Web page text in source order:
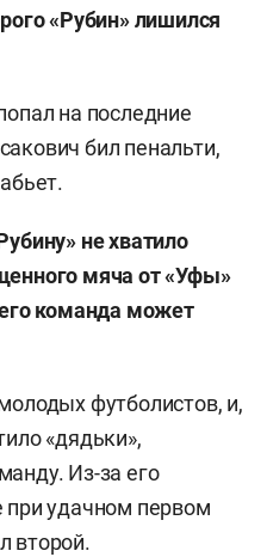
«Рубин» лишился
на последние
бил пенальти,
не хватило
мяча от «Уфы»
команда может
футболистов, и,
«дядьки»,
Из-за его
при удачном первом
второй.